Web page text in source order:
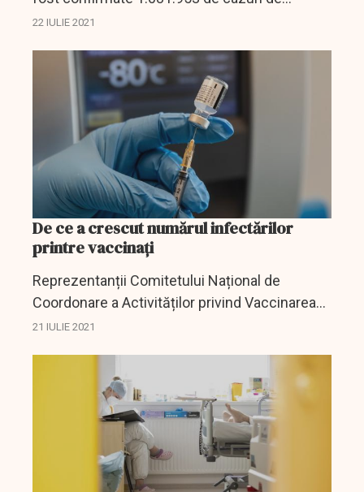
persoane infectate cu noul coronavirus
22 IULIE 2021
De ce a crescut numărul infectărilor
printre vaccinați
Reprezentanții Comitetului Național de
Coordonare a Activităților privind Vaccinarea
împotriva COVID-19 (CNCAV) susțin că este
21 IULIE 2021